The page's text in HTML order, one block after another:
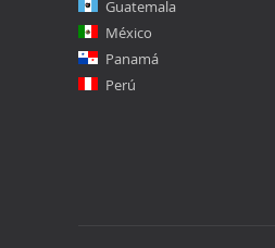
Guatemala
México
Panamá
Perú